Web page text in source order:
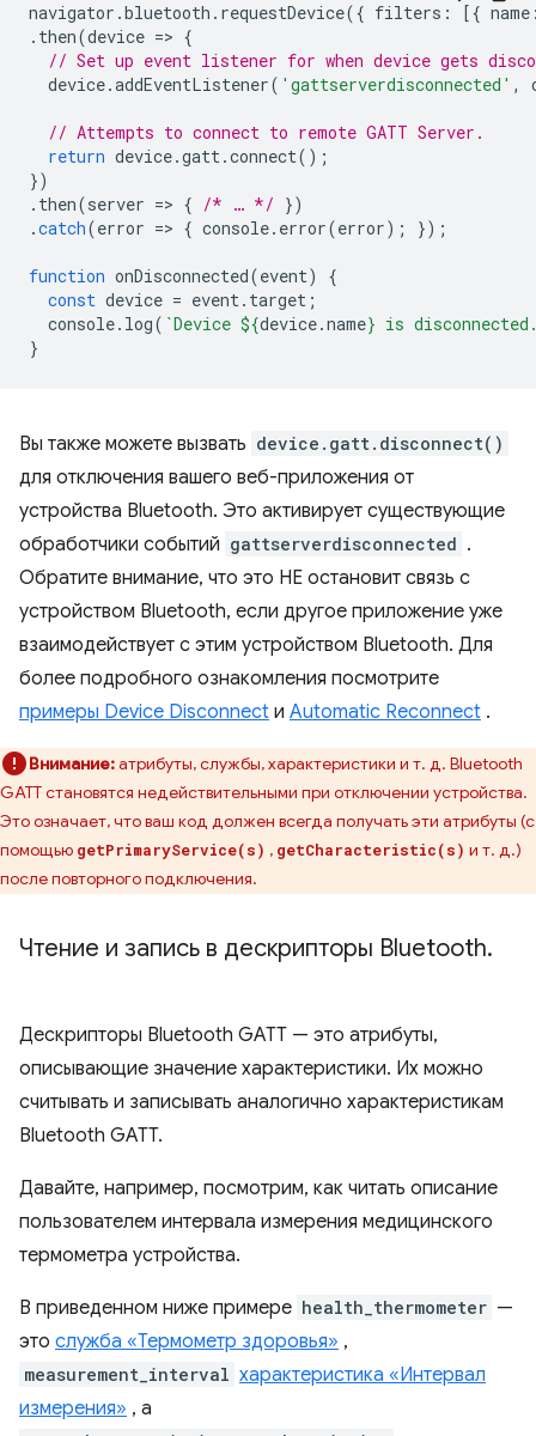
navigator .bluetooth . requestDevice({ filters : [{ name
. then(device => {
// Set up event listener for when device gets
device.addEventListener( 'gattserverdisconnected' ,
// Attempts to connect to remote GATT Server.
return device.gatt.connect();
})
. then(server => { /* … */ })
.catch(error => { console. error(error); });
function onDisconnected(event)
{
const device = event. target ;
console. log( `Device ${device.name} is
}
Вы также можете вызвать device.gatt.disconnect()
для отключения вашего веб-приложения от
устройства Bluetooth. Это активирует существующие
обработчики событий gattserverdisconnected .
Обратите внимание, что это НЕ остановит связь с
устройством Bluetooth, если другое приложение уже
взаимодействует с этим устройством Bluetooth. Для
более подробного ознакомления посмотрите
примеры Device Disconnect и Automatic Reconnect .
Внимание:атрибуты, службы, характеристики и т. д. Bluetooth
GATT становятся недействительными при отключении устройства.
Это означает, что ваш код должен всегда получать эти атрибуты (с
помощью getPrimaryService(s) , getCharacteristic(s) и т. д.)
после повторного подключения.
Чтение и запись в дескрипторы Bluetooth.
Дескрипторы Bluetooth GATT — это атрибуты,
описывающие значение характеристики. Их можно
считывать и записывать аналогично характеристикам
Bluetooth GATT.
Давайте, например, посмотрим, как читать описание
пользователем интервала измерения медицинского
термометра устройства.
В приведенном ниже примере health_thermometer —
это служба «Термометр здоровья» ,
measurement_interval характеристика «Интервал
измерения» , а